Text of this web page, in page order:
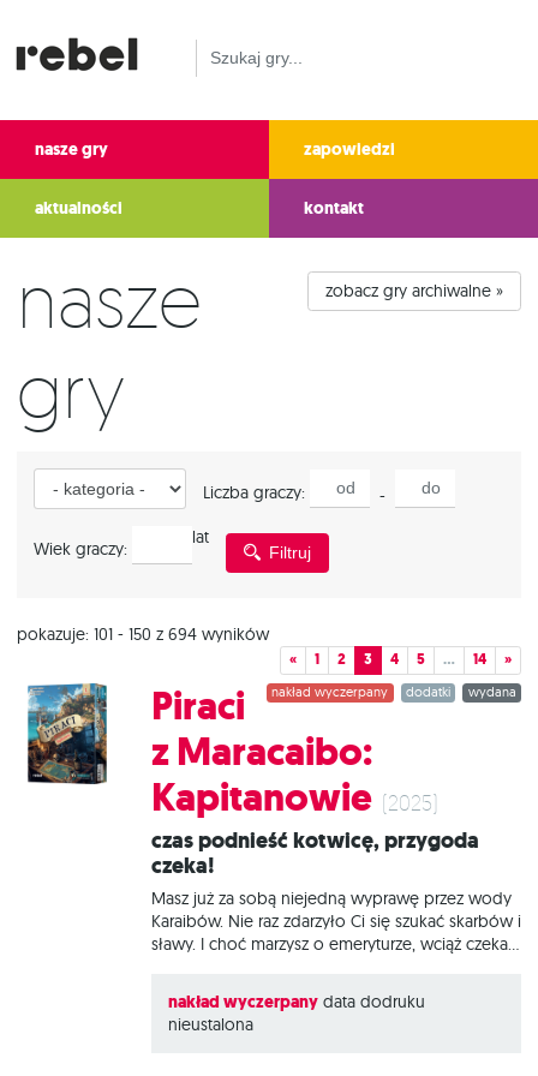
nasze gry zapowiedzi
aktualności kontakt
zobacz gry archiwalne »
Nasze
gry
Kategoria
Liczba graczy:
-
Wiek graczy:
lat
Filtruj
pokazuje: 101 - 150 z 694 wyników
« 1 2 3 4 5 … 14 »
wydana
dodatki
nakład wyczerpany
Piraci
z Maracaibo:
Kapitanowie (2025)
Czas podnieść kotwicę, przygoda
czeka!
Masz już za sobą niejedną wyprawę przez wody
Karaibów. Nie raz zdarzyło Ci się szukać skarbów i
sławy. I choć marzysz o emeryturze, wciąż czekają
wprowadzające 12 wyjątkowych, siejących grozę
hersztów, których specjalne zdolności sprawią, że
nakład wyczerpany data dodruku
nieustalona